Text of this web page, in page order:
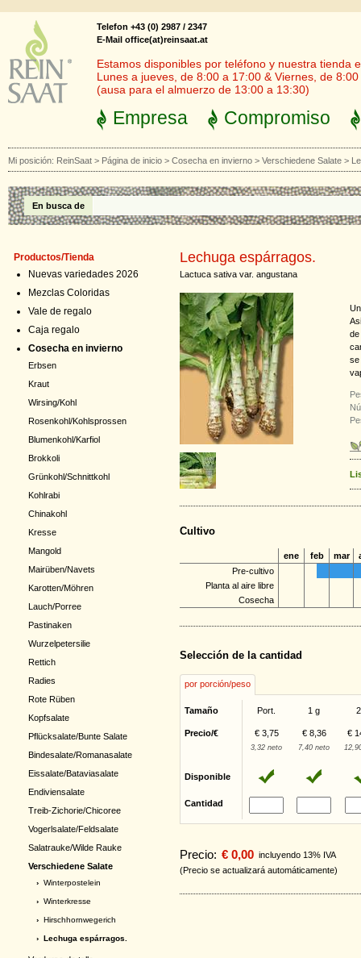
Telefon +43 (0) 2987 / 2347
E-Mail office(at)reinsaat.at
Estamos disponibles por teléfono y nuestra tienda
Lunes a jueves, de 8:00 a 17:00 & Viernes, de
(ausa para el almuerzo de 13:00 a 13:30)
Empresa Compromiso
Mi posición: ReinSaat > Página de inicio > Cosecha en invierno > Verschiedene Salate >
En busca de
Productos/Tienda
Nuevas variedades 2026
Mezclas Coloridas
Vale de regalo
Caja regalo
Cosecha en invierno
Erbsen
Kraut
Wirsing/Kohl
Rosenkohl/Kohlsprossen
Blumenkohl/Karfiol
Brokkoli
Grünkohl/Schnittkohl
Kohlrabi
Chinakohl
Kresse
Mangold
Mairüben/Navets
Karotten/Möhren
Lauch/Porree
Pastinaken
Wurzelpetersilie
Rettich
Radies
Rote Rüben
Kopfsalate
Pflücksalate/Bunte Salate
Bindesalate/Romanasalate
Eissalate/Bataviasalate
Endiviensalate
Treib-Zichorie/Chicoree
Vogerlsalate/Feldsalate
Salatrauke/Wilde Rauke
Verschiedene Salate
› Winterpostelein
› Winterkresse
› Hirschhornwegerich
› Lechuga espárragos.
Lechuga espárragos.
Lactuca sativa var. angustana
de
se
Cultivo
ene feb mar
Pre-cultivo
Planta al aire libre
Cosecha
Selección de la cantidad
por porción/peso
Tamaño Port. 1 g
Precio/€ € 3,75 € 8,36 €
3,32 neto 7,40 neto
Disponible
Cantidad
Precio: € 0,00 incluyendo 13% IVA
(Precio se actualizará automáticamente)